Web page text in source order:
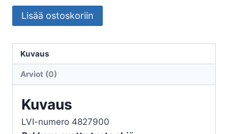
Uppopumppu
Altech
140
l/min,
puhdasvesi
mm
määrä
Lisää ostoskoriin
Kuvaus
Arviot (0)
Kuvaus
LVI-numero 4827900